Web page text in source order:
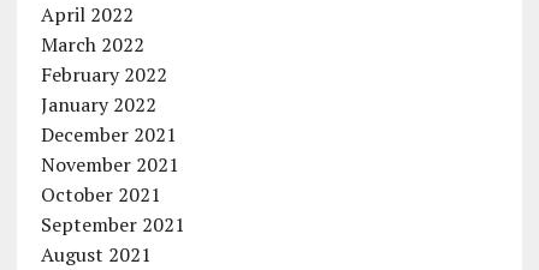
April 2022
March 2022
February 2022
January 2022
December 2021
November 2021
October 2021
September 2021
August 2021